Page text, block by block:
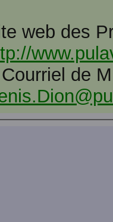
web des
Courriel de